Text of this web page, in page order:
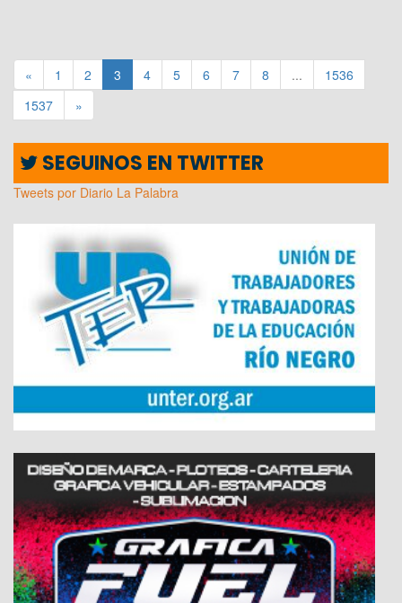
« 1 2 3 4 5 6 7 8 ...
1536
1537
»
SEGUINOS EN TWITTER
Tweets por Diario La Palabra